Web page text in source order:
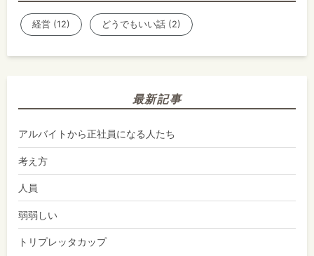
経営 (12) どうでもいい話 (2)
最新記事
アルバイトから正社員になる人たち
考え方
人員
弱弱しい
トリプレッタカップ